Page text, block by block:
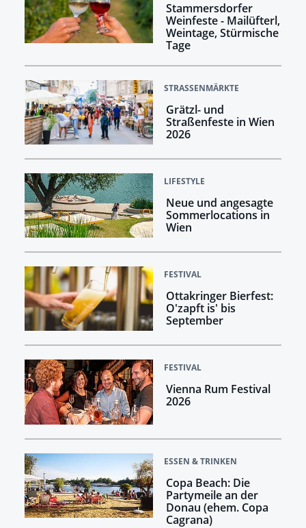
Stammersdorfer
Weinfeste - Mailüfterl,
Weintage, Stürmische
Tage
STRASSENMÄRKTE
Grätzl- und
Straßenfeste in Wien
2026
LIFESTYLE
Neue und angesagte
Sommerlocations in
Wien
FESTIVAL
Ottakringer Bierfest:
O'zapft is' bis
September
FESTIVAL
Vienna Rum Festival
2026
ESSEN & TRINKEN
Copa Beach: Die
Partymeile an der
Donau (ehem. Copa
Cagrana)